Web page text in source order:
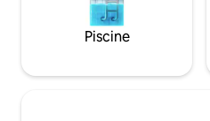
Piscine